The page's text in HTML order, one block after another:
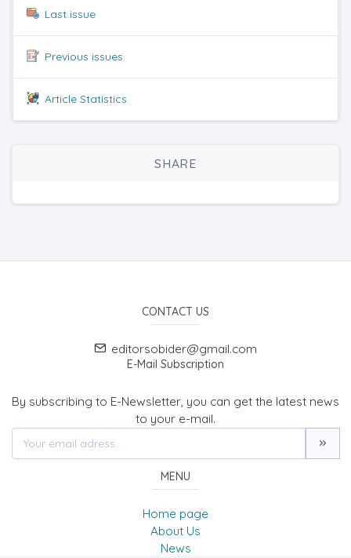
Last issue
Previous issues
Article Statistics
SHARE
CONTACT US
editorsobider@gmail.com
E-Mail Subscription
By subscribing to E-Newsletter, you can get the latest news
to your e-mail.
MENU
Home page
About Us
News